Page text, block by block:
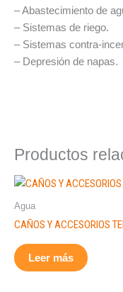
– Abastecimiento de
– Sistemas de riego.
– Sistemas contra-
– Depresión de napas.
Productos
Agua
CAÑOS Y ACCESORIOS
Leer más